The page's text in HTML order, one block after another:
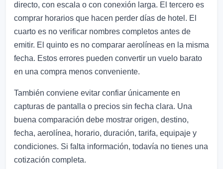
directo, con escala o con conexión larga. El tercero es
comprar horarios que hacen perder días de hotel. El
cuarto es no verificar nombres completos antes de
emitir. El quinto es no comparar aerolíneas en la misma
fecha. Estos errores pueden convertir un vuelo barato
en una compra menos conveniente.
También conviene evitar confiar únicamente en
capturas de pantalla o precios sin fecha clara. Una
buena comparación debe mostrar origen, destino,
fecha, aerolínea, horario, duración, tarifa, equipaje y
condiciones. Si falta información, todavía no tienes una
cotización completa.